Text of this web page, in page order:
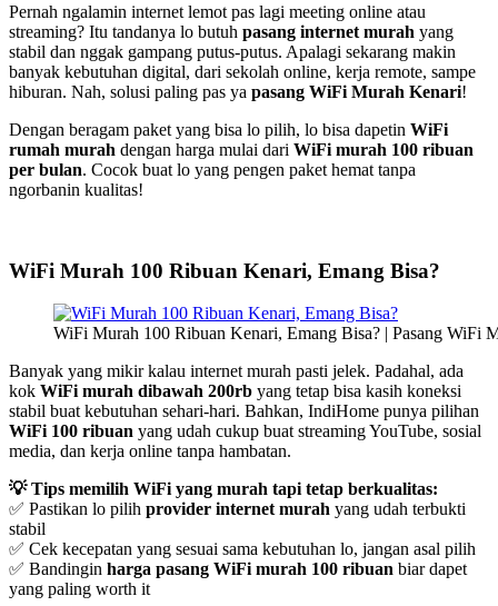
Pernah ngalamin internet lemot pas lagi meeting online atau
streaming? Itu tandanya lo butuh pasang internet murah yang
stabil dan nggak gampang putus-putus. Apalagi sekarang makin
banyak kebutuhan digital, dari sekolah online, kerja remote, sampe
hiburan. Nah, solusi paling pas ya pasang WiFi Murah Kenari!
Dengan beragam paket yang bisa lo pilih, lo bisa dapetin WiFi
rumah murah dengan harga mulai dari WiFi murah 100 ribuan
per bulan. Cocok buat lo yang pengen paket hemat tanpa
ngorbanin kualitas!
WiFi Murah 100 Ribuan Kenari, Emang Bisa?
WiFi Murah 100 Ribuan Kenari, Emang Bisa? | Pasang WiFi
Banyak yang mikir kalau internet murah pasti jelek. Padahal, ada
kok WiFi murah dibawah 200rb yang tetap bisa kasih koneksi
stabil buat kebutuhan sehari-hari. Bahkan, IndiHome punya pilihan
WiFi 100 ribuan yang udah cukup buat streaming YouTube, sosial
media, dan kerja online tanpa hambatan.
💡 Tips memilih WiFi yang murah tapi tetap berkualitas:
✅ Pastikan lo pilih provider internet murah yang udah terbukti
stabil
✅ Cek kecepatan yang sesuai sama kebutuhan lo, jangan asal pilih
✅ Bandingin harga pasang WiFi murah 100 ribuan biar dapet
yang paling worth it